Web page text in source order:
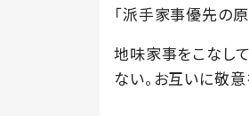
「派手家事優先の原
地味家事をこなし
ない。お互いに敬